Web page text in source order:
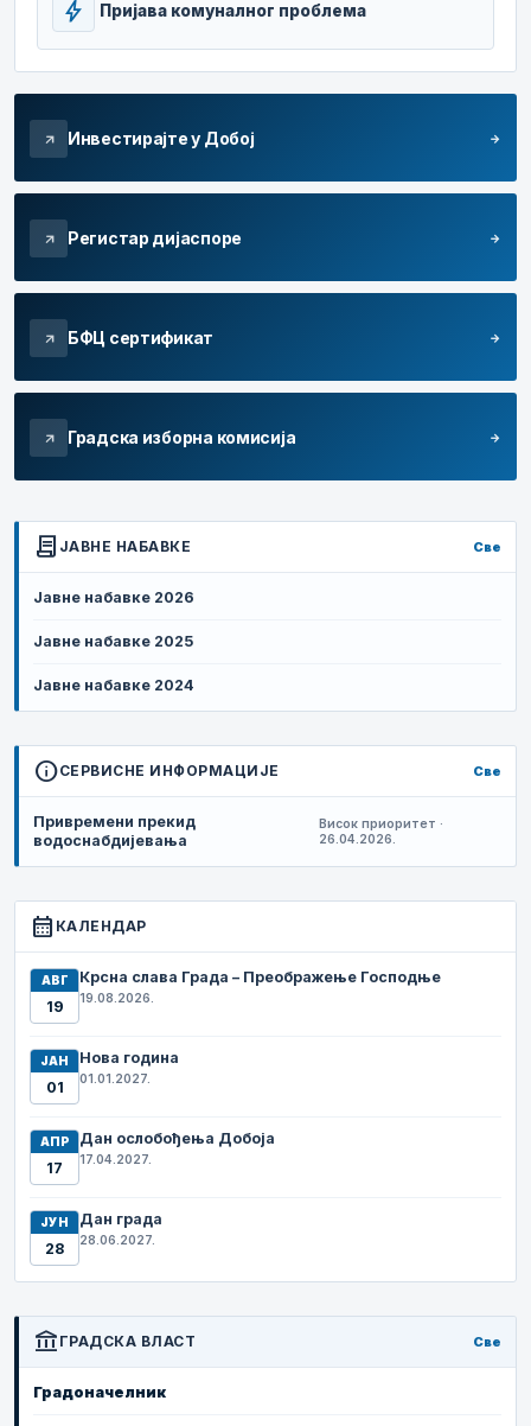
bolt Пријава комуналног проблема
arrow_outward Инвестирајте у Добој arrow_forward
arrow_outward Регистар дијаспоре arrow_forward
arrow_outward БФЦ сертификат arrow_forward
arrow_outward Градска изборна комисија arrow_forward
contract ЈАВНЕ НАБАВКЕ Све
Јавне набавке 2026
Јавне набавке 2025
Јавне набавке 2024
infoСЕРВИСНЕ ИНФОРМАЦИЈЕ Све
Привремени прекид
водоснабдијевања
Висок приоритет ·
26.04.2026.
calendar_month КАЛЕНДАР
АВГ
19
Крсна слава Града – Преображење Господње
19.08.2026.
ЈАН
01
Нова година
01.01.2027.
АПР
17
Дан ослобођења Добоја
17.04.2027.
ЈУН
28
Дан града
28.06.2027.
account_balance ГРАДСКА ВЛАСТ Све
Градоначелник